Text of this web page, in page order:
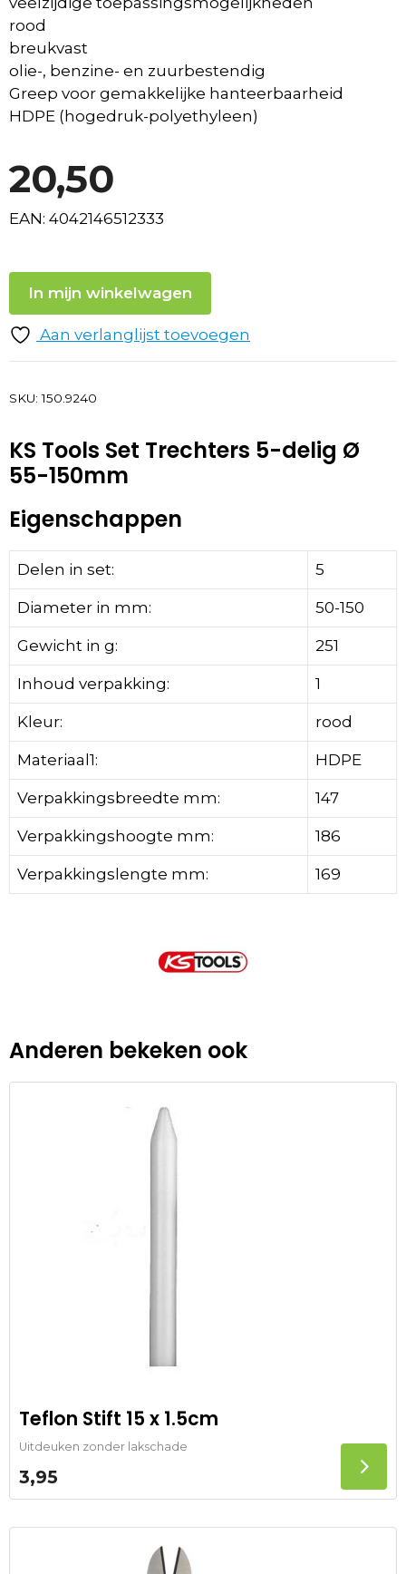
rood
breukvast
olie-, benzine- en zuurbestendig
Greep voor gemakkelijke hanteerbaarheid
HDPE (hogedruk-polyethyleen)
20,50
EAN: 4042146512333
In mijn winkelwagen
Aan verlanglijst toevoegen
SKU:150.9240
KS Tools Set Trechters 5-delig Ø
55-150mm
Eigenschappen
Delen in set: 5
Diameter in mm: 50-150
Gewicht in g: 251
Inhoud verpakking: 1
Kleur: rood
Materiaal1: HDPE
Verpakkingsbreedte mm: 147
Verpakkingshoogte mm: 186
Verpakkingslengte mm: 169
Anderen bekeken ook
Teflon Stift 15 x 1.5cm
Uitdeuken zonder lakschade
3,95